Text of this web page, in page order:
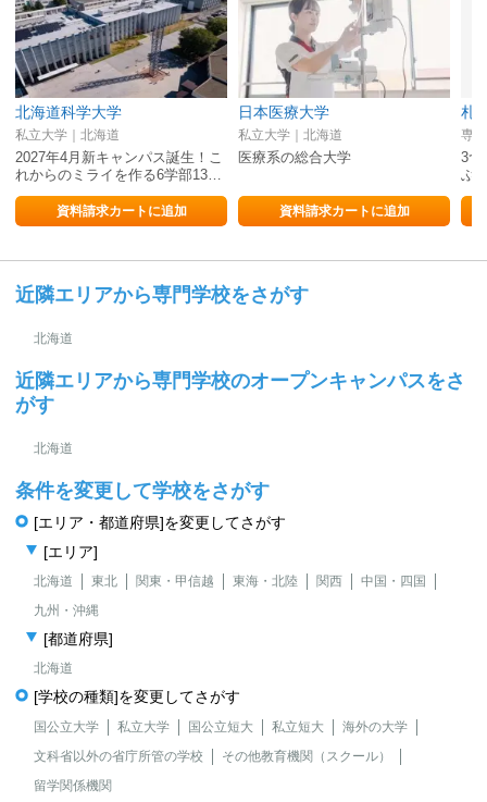
北海道科学大学
私立大学｜北海道
2027年4月新キャンパス誕生！こ
れからのミライを作る6学部13…
資料請求カートに追加
日本医療大学
私立大学｜北海道
医療系の総合大学
資料請求カートに追加
専
3つ
ぶ
近隣エリアから専門学校をさがす
北海道
近隣エリアから専門学校のオープンキャンパスをさ
がす
北海道
条件を変更して学校をさがす
[エリア・都道府県]を変更してさがす
[エリア]
北海道 東北 関東・甲信越 東海・北陸 関西
中国・四国
九州・沖縄
[都道府県]
北海道
[学校の種類]を変更してさがす
国公立大学 私立大学 国公立短大 私立短大
海外の大学
文科省以外の省庁所管の学校
その他教育機関（スクール）
留学関係機関